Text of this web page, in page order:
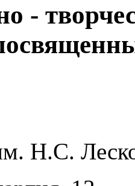
-
Н.С.